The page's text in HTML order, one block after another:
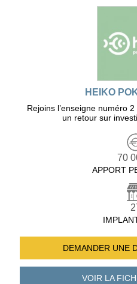
HEIKO
Rejoins l’enseigne numéro
un retour sur
70
APPORT
DEMANDER UNE
VOIR LA